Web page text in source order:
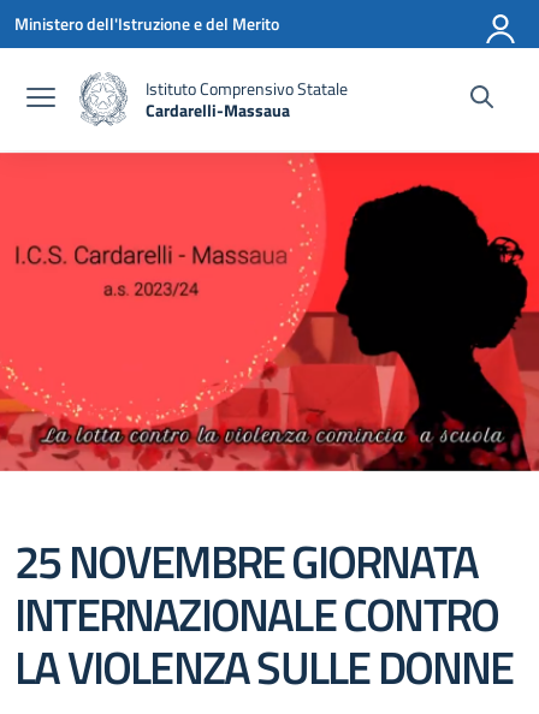
Vai ai contenuti
Vai al menu di navigazione
Vai al footer
Ministero dell'Istruzione e del Merito
Istituto Comprensivo Statale
Cardarelli-Massaua
25 NOVEMBRE GIORNATA
INTERNAZIONALE CONTRO
LA VIOLENZA SULLE DONNE